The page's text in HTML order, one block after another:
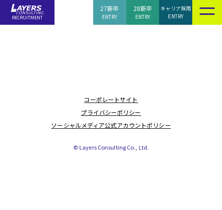
RECRUITMENT
27新卒
ENTRY
28新卒
ENTRY
キャリア採用
ENTRY
コーポレートサイト
プライバシーポリシー
ソーシャルメディア公式アカウントポリシー
© Layers Consulting Co., Ltd.